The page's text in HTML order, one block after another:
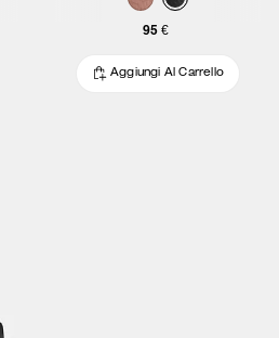
95 €
Aggiungi Al Carrello